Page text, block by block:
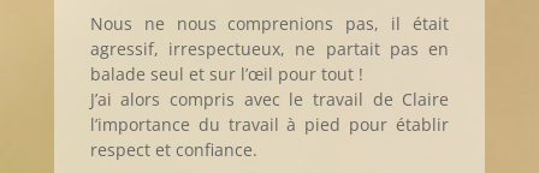
Nous ne nous comprenions pas, il était
agressif, irrespectueux, ne partait pas en
balade seul et sur l’œil pour tout !
J’ai alors compris avec le travail de Claire
l’importance du travail à pied pour établir
respect et confiance.